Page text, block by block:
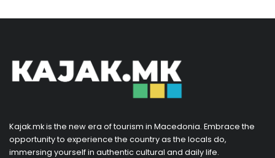
Kajak.mk is the new era of tourism in Macedonia. Embrace the
opportunity to experience the country as the locals do,
immersing yourself in authentic cultural and daily life.